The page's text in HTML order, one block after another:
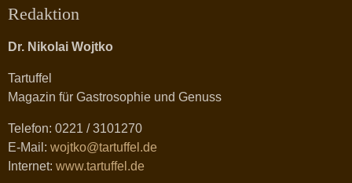
Redaktion
Dr. Nikolai Wojtko
Tartuffel
Magazin für Gastrosophie und Genuss
Telefon: 0221 / 3101270
E-Mail: wojtko@tartuffel.de
Internet: www.tartuffel.de